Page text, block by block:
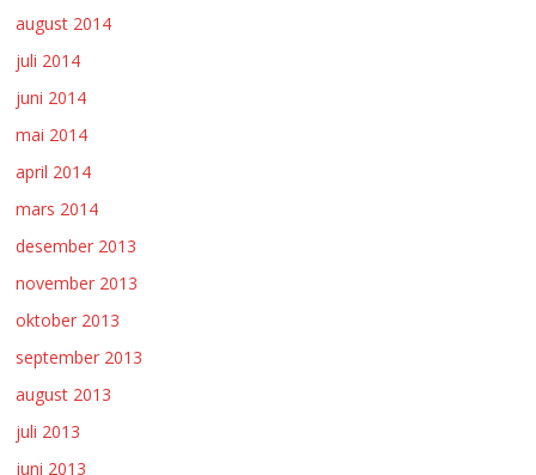
august 2014
juli 2014
juni 2014
mai 2014
april 2014
mars 2014
desember 2013
november 2013
oktober 2013
september 2013
august 2013
juli 2013
juni 2013